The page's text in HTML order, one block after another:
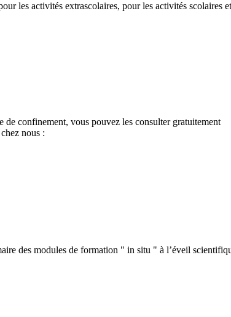
les activités extrascolaires, pour les activités scolaires
confinement, vous pouvez les consulter gratuitement
nous :
des modules de formation " in situ " à l’éveil